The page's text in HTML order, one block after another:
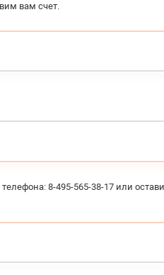
вам счет.
8-495-565-38-17 или